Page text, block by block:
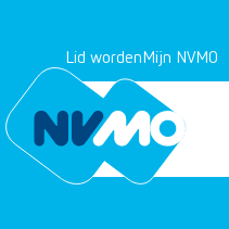
Lid wordenMijn NVMO